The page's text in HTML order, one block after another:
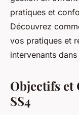
pratiques et
Découvrez
vos pratiques et
intervenants
Objectifs et
SS4